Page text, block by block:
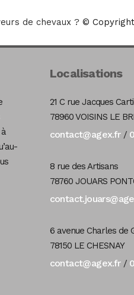
de chevaux ? ©
Localisations
21 C rue Jacques
78960 VOISINS LE
contact@agex.fr/
8 rue des Artisans
78760 JOUARS
6 avenue Charles de
78150 LE CHESNAY
contact@agex.fr/